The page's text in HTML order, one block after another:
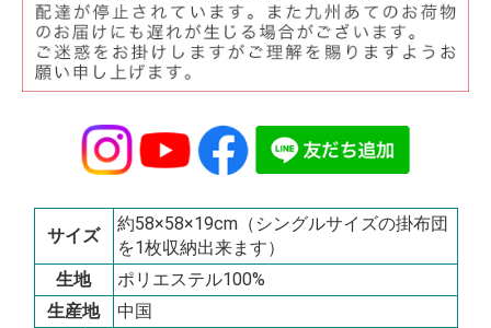
サイズ
約58×58×19cm（シングルサイズの掛布団
を1枚収納出来ます）
生地
ポリエステル100%
生産地
中国